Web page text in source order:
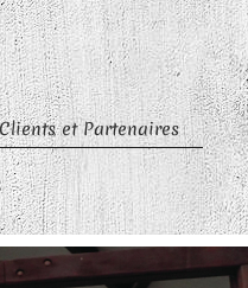
et Partenaires